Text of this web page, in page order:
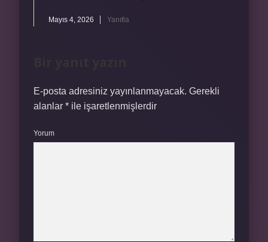
Mayıs 4, 2026 Yanıtla
E-posta adresiniz yayınlanmayacak. Gerekli
alanlar * ile işaretlenmişlerdir
Yorum